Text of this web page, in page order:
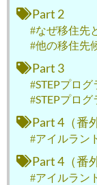
Part 2
なぜ移住先
他の移住先
Part 3
STEPプロ
STEPプロ
Part 4（番
アイルラン
Part 4（番
アイルラン